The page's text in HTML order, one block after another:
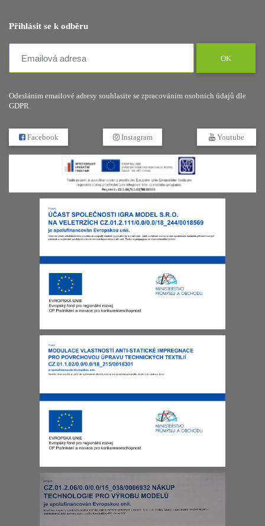
Přihlásit se k odběru
OK
Odesláním emailové adresy souhlasíte se zpracováním osobních údajů dle
GDPR.
Facebook Instagram Youtube